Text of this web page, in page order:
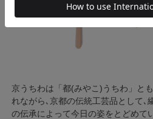
京うちわは「都(みやこ)うちわ」と
れながら､京都の伝統工芸品として､
の伝承によって今日の姿をとどめて